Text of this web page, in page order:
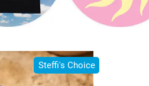
Steffi's Choice